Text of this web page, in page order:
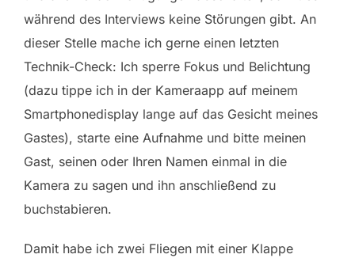
während des Interviews keine Störungen gibt. An
dieser Stelle mache ich gerne einen letzten
Technik-Check: Ich sperre Fokus und Belichtung
(dazu tippe ich in der Kameraapp auf meinem
Smartphonedisplay lange auf das Gesicht meines
Gastes), starte eine Aufnahme und bitte meinen
Gast, seinen oder Ihren Namen einmal in die
Kamera zu sagen und ihn anschließend zu
buchstabieren.
Damit habe ich zwei Fliegen mit einer Klappe